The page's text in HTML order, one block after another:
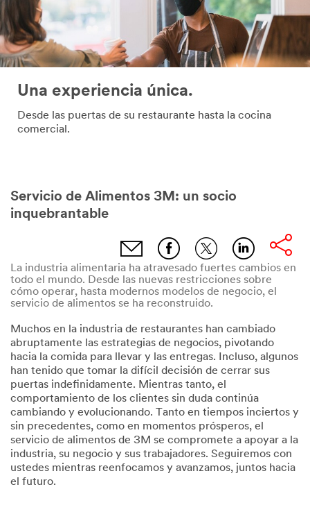
Una experiencia única.
Desde las puertas de su restaurante hasta la cocina
comercial.
Servicio de Alimentos 3M: un socio
inquebrantable
La industria alimentaria ha atravesado fuertes cambios en
todo el mundo. Desde las nuevas restricciones sobre
cómo operar, hasta modernos modelos de negocio, el
servicio de alimentos se ha reconstruido.
Muchos en la industria de restaurantes han cambiado
abruptamente las estrategias de negocios, pivotando
hacia la comida para llevar y las entregas. Incluso, algunos
han tenido que tomar la difícil decisión de cerrar sus
puertas indefinidamente. Mientras tanto, el
comportamiento de los clientes sin duda continúa
cambiando y evolucionando. Tanto en tiempos inciertos y
sin precedentes, como en momentos prósperos, el
servicio de alimentos de 3M se compromete a apoyar a la
industria, su negocio y sus trabajadores. Seguiremos con
ustedes mientras reenfocamos y avanzamos, juntos hacia
el futuro.